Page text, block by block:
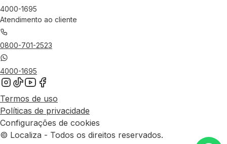
4000-1695
Atendimento ao cliente
0800-701-2523
4000-1695
Termos de uso
Políticas de privacidade
Configurações de cookies
© Localiza - Todos os direitos reservados.